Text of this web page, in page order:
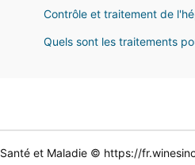
Contrôle et traitement de
Quels sont les traitements
Santé et Maladie © https://